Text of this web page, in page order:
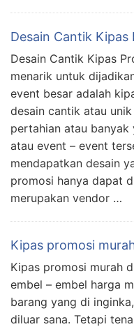
Desain Cantik Kipas
Desain Cantik Kipas
menarik untuk
event besar adalah
desain cantik atau
pertahian atau banyak
atau event – event
mendapatkan desain
promosi hanya dapat
merupakan vendor …
Kipas promosi
Kipas promosi murah
embel – embel harga
barang yang di
diluar sana. Tetapi